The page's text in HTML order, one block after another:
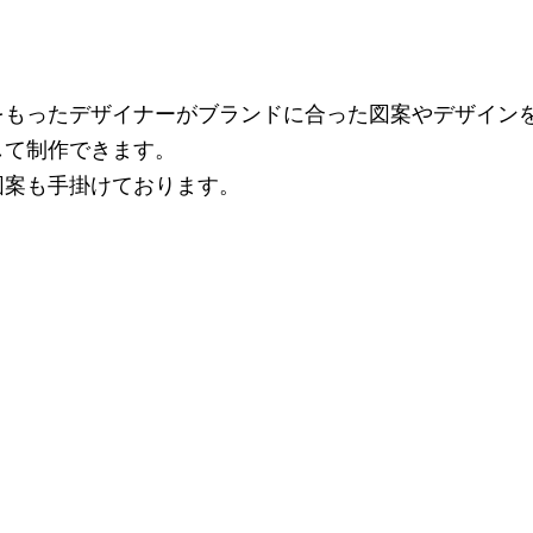
ったデザイナーがブランドに合った図案やデザイン
制作できます。
も手掛けております。